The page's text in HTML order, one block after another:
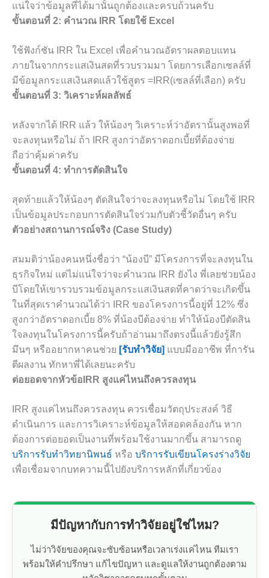
แน่ใจว่าข้อมูลที่ได้มานั้นถูกต้องและครบถ้วนครับ
ขั้นตอนที่ 2: คำนวณ IRR โดยใช้ Excel
ใช้ฟังก์ชัน IRR ใน Excel เพื่อคำนวณอัตราผลตอบแทน
ภายในจากกระแสเงินสดที่รวบรวมมา โดยการเลือกเซลล์ที่
มีข้อมูลกระแสเงินสดแล้วใช้สูตร =IRR(เซลล์ที่เลือก) ครับ
ขั้นตอนที่ 3: วิเคราะห์ผลลัพธ์
หลังจากได้ IRR แล้ว ให้น้องๆ วิเคราะห์ว่าอัตรานั้นสูงพอที่
จะลงทุนหรือไม่ ถ้า IRR สูงกว่าอัตราดอกเบี้ยที่ต้องจ่าย
ถือว่าคุ้มค่าครับ
ขั้นตอนที่ 4: ทำการตัดสินใจ
สุดท้ายแล้วให้น้องๆ ตัดสินใจว่าจะลงทุนหรือไม่ โดยใช้ IRR
เป็นข้อมูลประกอบการตัดสินใจร่วมกับตัวชี้วัดอื่นๆ ครับ
ตัวอย่างสถานการณ์จริง (Case Study)
สมมติว่าน้องคนหนึ่งชื่อว่า “น้องบี” มีโครงการที่จะลงทุนใน
ธุรกิจใหม่ แต่ไม่แน่ใจว่าจะคำนวณ IRR ยังไง พี่เลยช่วยน้อง
บีโดยให้เขารวบรวมข้อมูลกระแสเงินสดที่คาดว่าจะเกิดขึ้น
ในที่สุดเราคำนวณได้ว่า IRR ของโครงการนี้อยู่ที่ 12% ซึ่ง
สูงกว่าอัตราดอกเบี้ย 8% ที่น้องบีต้องจ่าย ทำให้น้องบีตัดสิน
ใจลงทุนในโครงการนี้ครับถ้าอ่านมาถึงตรงนี้แล้วยังรู้สึก
มึนๆ หรืออยากหาคนช่วย [รับทำวิจัย] แบบมืออาชีพ ที่การัน
ตีผลงาน ทักหาพี่ได้เลยนะครับ
ต่อยอดจากหัวข้อIRR สูงแค่ไหนถึงควรลงทุน
IRR สูงแค่ไหนถึงควรลงทุน ควรเชื่อมวัตถุประสงค์ วิธี
ดำเนินการ และการวิเคราะห์ข้อมูลให้สอดคล้องกัน หาก
ต้องการต่อยอดเป็นงานที่พร้อมใช้งานมากขึ้น สามารถดู
บริการรับทำวิทยานิพนธ์ หรือ บริการรับเขียนโครงร่างวิจัย
เพื่อเชื่อมจากบทความนี้ไปยังบริการหลักที่เกี่ยวข้อง
มีปัญหากับการทำวิจัยอยู่ใช่ไหม?
ไม่ว่าวิจัยของคุณจะซับซ้อนหรือเวลาเร่งแค่ไหน ทีมเรา
พร้อมให้คำปรึกษา แก้ไขปัญหา และดูแลให้งานถูกต้องตาม